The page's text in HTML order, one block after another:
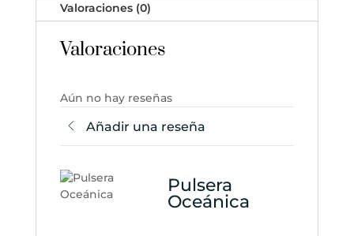
Valoraciones (0)
Valoraciones
Aún no hay reseñas
Añadir una reseña
Pulsera
Oceánica